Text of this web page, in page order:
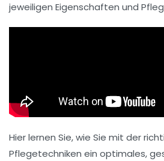
jeweiligen Eigenschaften und
Hier lernen Sie, wie Sie mit der
Pflegetechniken ein optimales,